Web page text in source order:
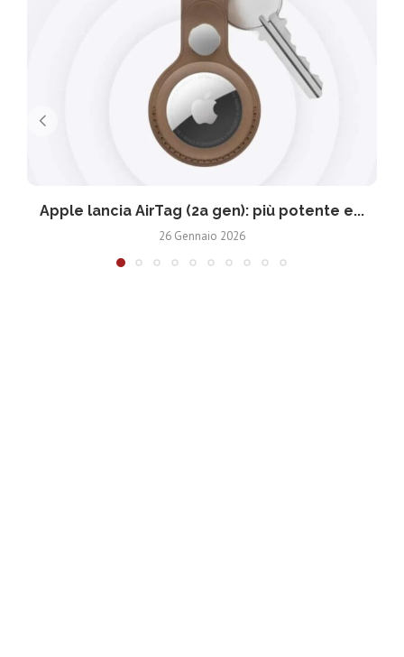
Apple lancia AirTag (2a gen): più potente e...
26 Gennaio 2026